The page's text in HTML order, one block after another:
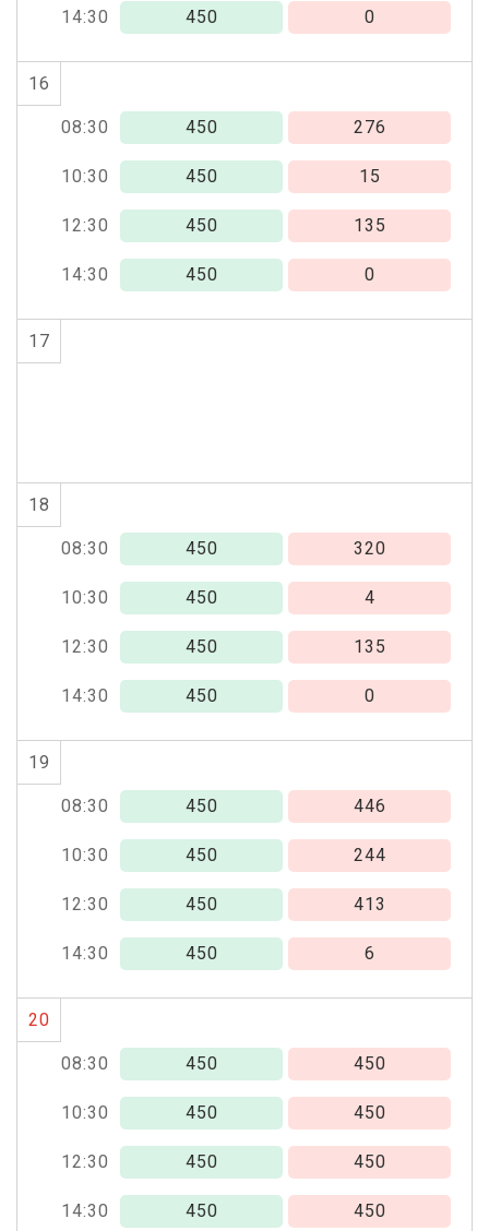
14:30 450 0
16
08:30 450 276
10:30 450 15
12:30 450 135
14:30 450 0
17
18
08:30 450 320
10:30 450 4
12:30 450 135
14:30 450 0
19
08:30 450 446
10:30 450 244
12:30 450 413
14:30 450 6
20
08:30 450 450
10:30 450 450
12:30 450 450
14:30 450 450